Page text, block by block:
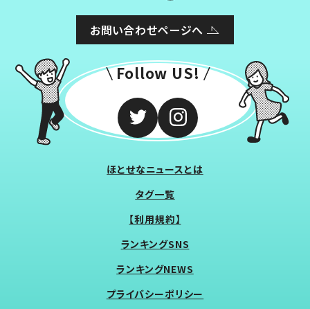
お問い合わせページへ
Follow US!
ほとせなニュースとは
タグ一覧
【利用規約】
ランキングSNS
ランキングNEWS
プライバシーポリシー